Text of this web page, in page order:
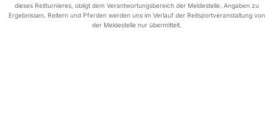
dieses Reitturnieres, obligt dem Verantwortungsbereich der Meldestelle. Angaben zu
Ergebnissen, Reitern und Pferden werden uns im Verlauf der Reitsportveranstaltung von
der Meldestelle nur übermittelt.